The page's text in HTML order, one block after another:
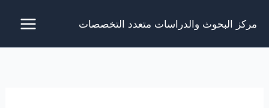
مركز البحوث والدراسات متعدد التخصصات